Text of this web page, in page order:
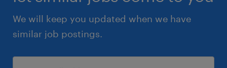
We will keep you updated when we have
similar job postings.